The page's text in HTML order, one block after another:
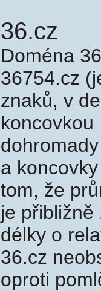
36.cz
Doména
36754.cz
znaků, v
koncovkou
a
tom, že
je přibližně
délky o
36.cz
oproti